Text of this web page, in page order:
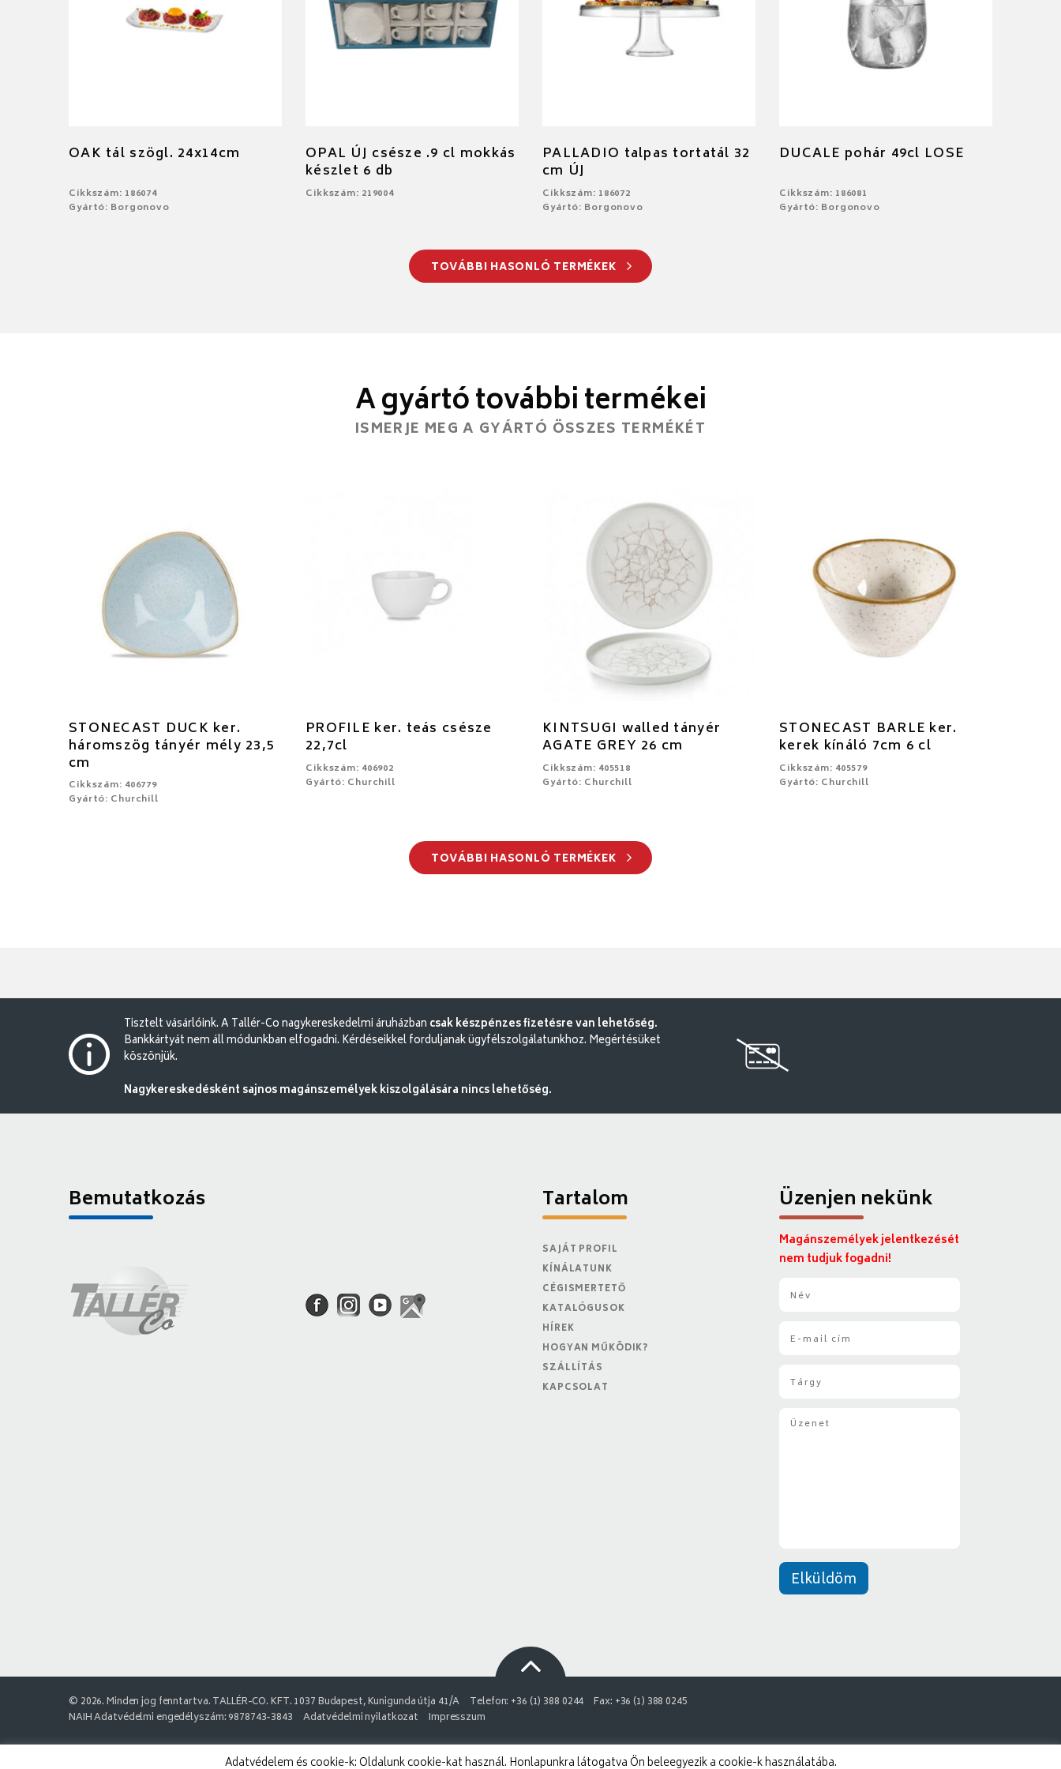
OAK tál szögl. 24x14cm
Cikkszám: 186074
Gyártó: Borgonovo
OPAL ÚJ csésze .9 cl mokkás
készlet 6 db
Cikkszám: 219004
PALLADIO talpas tortatál 32
cm ÚJ
Cikkszám: 186072
Gyártó: Borgonovo
DUCALE pohár 49cl LOSE
Cikkszám: 186081
Gyártó: Borgonovo
TOVÁBBI HASONLÓ TERMÉKEK
A gyártó további termékei
ISMERJE MEG A GYÁRTÓ ÖSSZES TERMÉKÉT
STONECAST DUCK ker.
háromszög tányér mély 23,5
cm
Cikkszám: 406779
Gyártó: Churchill
PROFILE ker. teás csésze
22,7cl
Cikkszám: 406902
Gyártó: Churchill
KINTSUGI walled tányér
AGATE GREY 26 cm
Cikkszám: 405518
Gyártó: Churchill
STONECAST BARLE ker.
kerek kínáló 7cm 6 cl
Cikkszám: 405579
Gyártó: Churchill
TOVÁBBI HASONLÓ TERMÉKEK
Tisztelt vásárlóink. A Tallér-Co nagykereskedelmi áruházban csak készpénzes fizetésre van lehetőség.
Bankkártyát nem áll módunkban elfogadni. Kérdéseikkel forduljanak ügyfélszolgálatunkhoz. Megértésüket
köszönjük.
Nagykereskedésként sajnos magánszemélyek kiszolgálására nincs lehetőség.
Bemutatkozás Tartalom
SAJÁT PROFIL
KÍNÁLATUNK
CÉGISMERTETŐ
KATALÓGUSOK
HÍREK
HOGYAN MŰKÖDIK?
SZÁLLÍTÁS
KAPCSOLAT
Üzenjen nekünk
Magánszemélyek jelentkezését
nem tudjuk fogadni!
Elküldöm
© 2026. Minden jog fenntartva. TALLÉR-CO. KFT. 1037 Budapest, Kunigunda útja 41/A Telefon: +36 (1) 388 0244
Fax: +36 (1) 388 0245
NAIH Adatvédelmi engedélyszám: 9878743-3843
Adatvédelmi nyilatkozat Impresszum
Adatvédelem és cookie-k: Oldalunk cookie-kat használ. Honlapunkra látogatva Ön beleegyezik a cookie-k használatába.